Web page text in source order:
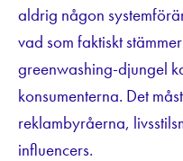
aldrig någon
vad som faktiskt
greenwashing-djungel
konsumenterna. Det
reklambyråerna,
influencers.